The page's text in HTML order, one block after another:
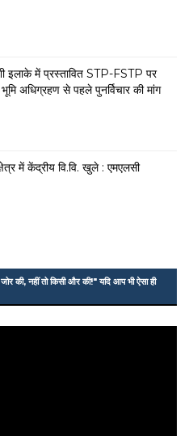
इलाके में प्रस्तावित STP-FSTP पर
अधिग्रहण से पहले पुनर्विचार की मांग
में केंद्रीय वि.वि. खुले : एमएलसी
नहीं तो किसी और की!" यदि आप भी ऐसा ही